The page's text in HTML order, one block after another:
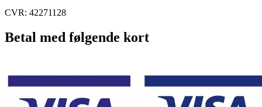
CVR: 42271128
Betal med følgende kort